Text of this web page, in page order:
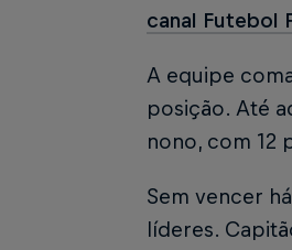
canal Futebol
A equipe
posição. Até
nono, com 12
Sem vencer
líderes.